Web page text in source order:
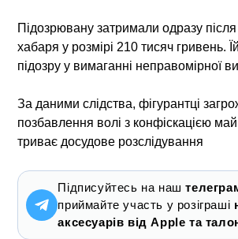
Підозрювану затримали одразу після
хабаря у розмірі 210 тисяч гривень.
підозру у вимаганні неправомірної
За даними слідства, фігурантці
позбавлення волі з конфіскацією
триває досудове розслідування
Підписуйтесь на наш
приймайте участь у розіграші
аксесуарів від Apple та